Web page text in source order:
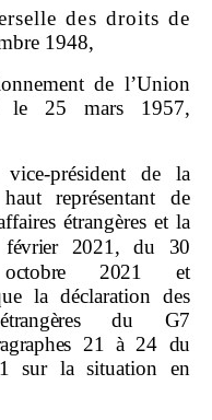
des droits de
1948,
de l’Union
le 25 mars 1957,
de la
représentant de
étrangères et la
février 2021, du
30
octobre 2021
et
la déclaration des
étrangères du G7
21 à 24 du
la situation en